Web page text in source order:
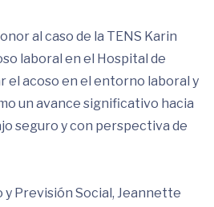
al caso de la TENS Karin
laboral en el Hospital de
el acoso en el entorno laboral y
un avance significativo hacia
seguro y con perspectiva de
y Previsión Social, Jeannette